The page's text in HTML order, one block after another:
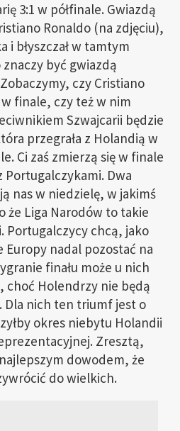
3:1 w półfinale. Gwiazdą
Ronaldo (na zdjęciu),
i błyszczał w tamtym
znaczy być gwiazdą
czy Cristiano
finale, czy też w nim
Szwajcarii będzie
przegrała z Holandią w
Ci zaś zmierzą się w finale
Portugalczykami. Dwa
nas w niedzielę, w jakimś
że Liga Narodów to takie
chcą, jako
nadal pozostać na
finału może u nich
choć Holendrzy nie będą
Dla nich ten triumf jest o
okres niebytu Holandii
Zresztą,
dowodem, że
do wielkich.